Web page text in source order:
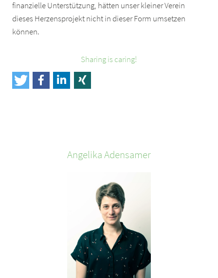
finanzielle Unterstützung, hätten unser kleiner Verein
dieses Herzensprojekt nicht in dieser Form umsetzen
können.
Sharing is caring!
AngelikaAdensamer